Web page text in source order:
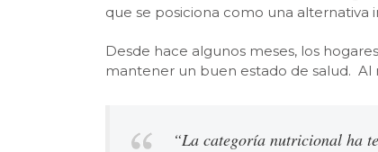
que se posiciona como una alternativa
Desde hace algunos meses, los
mantener un buen estado de salud. Al
“La categoría nutricional ha